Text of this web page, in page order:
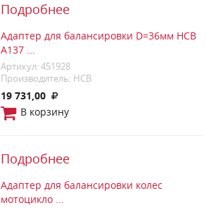
Подробнее
Адаптер для балансировки D=36мм HCB
A137 ...
Артикул: 451928
Производитель: HCB
19 731,00
В корзину
Подробнее
Адаптер для балансировки колес
мотоцикло ...